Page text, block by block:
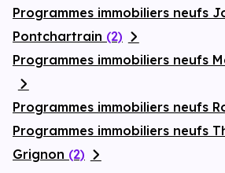
Programmes immobiliers neufs
Pontchartrain (2)
Programmes immobiliers neufs
Programmes immobiliers neufs
Programmes immobiliers neufs
Grignon (2)